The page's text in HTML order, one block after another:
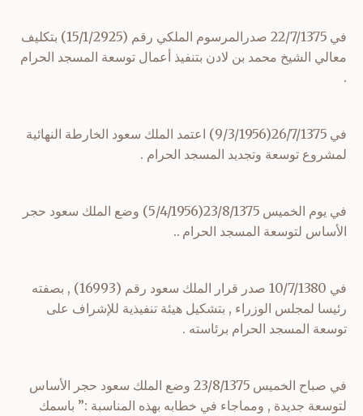
في 22/7/1375 صدرالمرسوم الملكي رقم (15/1/2925) بتكليف
معالي الشيخ محمد بن لادن بتنفيذ أعمال توسعة المسجد الحرام
.
في 26/7/1375(9/3/1956) اعتمد الملك سعود الخارطة النهائية
لمشروع توسعة وتجديد المسجد الحرام .
في يوم الخميس 23/8/1375(5/4/1956) وضع الملك سعود حجر
الأساس لتوسعة المسجد الحرام ..
في 10/7/1380 صدر قرار الملك سعود رقم (16993) , بصفته
رئيسا لمجلس الوزراء , بتشكيل هيئة تنفيذية للإشراف على
توسعة المسجد الحرام برئاسته .
في صباح الخميس 23/8/1375 وضع الملك سعود حجر الأساس
لتوسعة جديدة , ومماجاء في خطابه بهذه المناسبة :” باسمك